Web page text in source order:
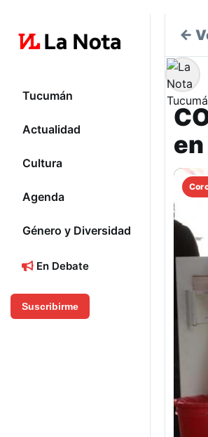
Tucumán
Actualidad
Cultura
Agenda
Género y Diversidad
En Debate
Suscribirme
←